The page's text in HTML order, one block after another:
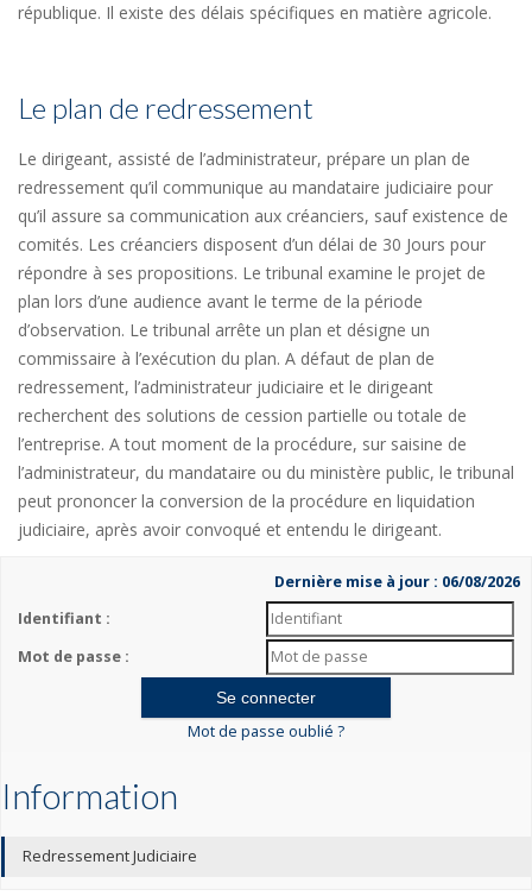
république. Il existe des délais spécifiques en matière agricole.
Le plan de redressement
Le dirigeant, assisté de l’administrateur, prépare un plan de
redressement qu’il communique au mandataire judiciaire pour
qu’il assure sa communication aux créanciers, sauf existence de
comités. Les créanciers disposent d’un délai de 30 Jours pour
répondre à ses propositions. Le tribunal examine le projet de
plan lors d’une audience avant le terme de la période
d’observation. Le tribunal arrête un plan et désigne un
commissaire à l’exécution du plan. A défaut de plan de
redressement, l’administrateur judiciaire et le dirigeant
recherchent des solutions de cession partielle ou totale de
l’entreprise. A tout moment de la procédure, sur saisine de
l’administrateur, du mandataire ou du ministère public, le tribunal
peut prononcer la conversion de la procédure en liquidation
judiciaire, après avoir convoqué et entendu le dirigeant.
Dernière mise à jour : 06/08/2026
Identifiant :
Mot de passe :
Mot de passe oublié ?
Information
Redressement Judiciaire